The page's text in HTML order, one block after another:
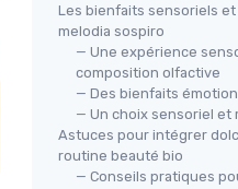
Les bienfaits sensoriels
melodia sospiro
— Une expérience
composition olfactive
— Des bienfaits
— Un choix sensoriel et
Astuces pour intégrer
routine beauté bio
— Conseils pratiques